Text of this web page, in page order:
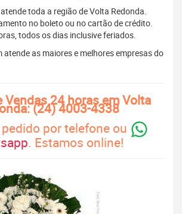
toda a região de Volta Redonda.
no boleto ou no cartão de crédito.
todos os dias inclusive feriados.
atende as maiores e melhores empresas do
Vendas 24 horas em Volta
(24) 4003-4338
por telefone ou
. Estamos online!